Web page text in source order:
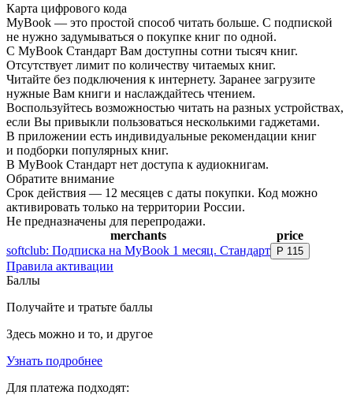
Карта цифрового кода
MyBook — это простой способ читать больше. С подпиской
не нужно задумываться о покупке книг по одной.
С MyBook Стандарт Вам доступны сотни тысяч книг.
Отсутствует лимит по количеству читаемых книг.
Читайте без подключения к интернету. Заранее загрузите
нужные Вам книги и наслаждайтесь чтением.
Воспользуйтесь возможностью читать на разных устройствах,
если Вы привыкли пользоваться несколькими гаджетами.
В приложении есть индивидуальные рекомендации книг
и подборки популярных книг.
В MyBook Стандарт нет доступа к аудиокнигам.
Обратите внимание
Срок действия — 12 месяцев с даты покупки. Код можно
активировать только на территории России.
Не предназначены для перепродажи.
merchants
price
softclub: Подписка на MyBook 1 месяц. Стандарт
Р 115
Правила активации
Баллы
Получайте и тратьте баллы
Здесь можно и то, и другое
Узнать подробнее
Для платежа подходят: